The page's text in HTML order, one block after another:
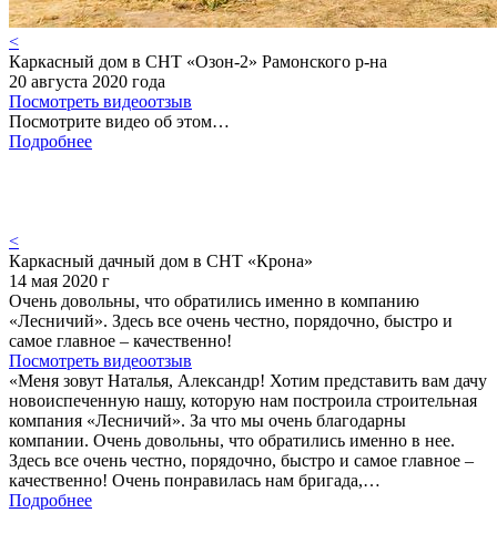
<
Каркасный дом в СНТ «Озон-2» Рамонского р-на
20 августа 2020 года
Посмотреть видеоотзыв
Посмотрите видео об этом…
Подробнее
<
Каркасный дачный дом в СНТ «Крона»
14 мая 2020 г
Очень довольны, что обратились именно в компанию
«Лесничий». Здесь все очень честно, порядочно, быстро и
самое главное – качественно!
Посмотреть видеоотзыв
«Меня зовут Наталья, Александр! Хотим представить вам дачу
новоиспеченную нашу, которую нам построила строительная
компания «Лесничий». За что мы очень благодарны
компании. Очень довольны, что обратились именно в нее.
Здесь все очень честно, порядочно, быстро и самое главное –
качественно! Очень понравилась нам бригада,…
Подробнее